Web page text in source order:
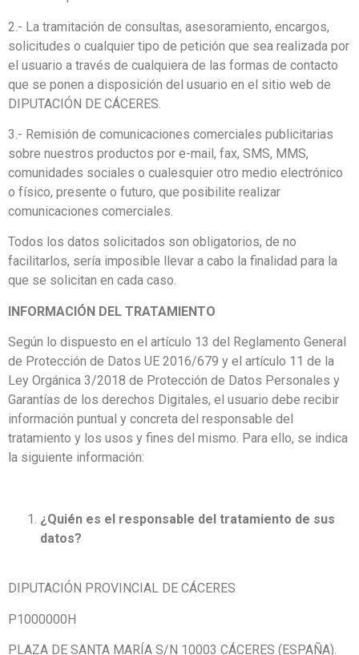
2.- La tramitación de consultas, asesoramiento, encargos,
solicitudes o cualquier tipo de petición que sea realizada por
el usuario a través de cualquiera de las formas de contacto
que se ponen a disposición del usuario en el sitio web de
DIPUTACIÓN DE CÁCERES.
3.- Remisión de comunicaciones comerciales publicitarias
sobre nuestros productos por e-mail, fax, SMS, MMS,
comunidades sociales o cualesquier otro medio electrónico
o físico, presente o futuro, que posibilite realizar
comunicaciones comerciales.
Todos los datos solicitados son obligatorios, de no
facilitarlos, sería imposible llevar a cabo la finalidad para la
que se solicitan en cada caso.
INFORMACIÓN DEL TRATAMIENTO
Según lo dispuesto en el artículo 13 del Reglamento General
de Protección de Datos UE 2016/679 y el artículo 11 de la
Ley Orgánica 3/2018 de Protección de Datos Personales y
Garantías de los derechos Digitales, el usuario debe recibir
información puntual y concreta del responsable del
tratamiento y los usos y fines del mismo. Para ello, se indica
la siguiente información:
¿Quién es el responsable del tratamiento de sus
datos?
DIPUTACIÓN PROVINCIAL DE CÁCERES
P1000000H
PLAZA DE SANTA MARÍA S/N 10003 CÁCERES (ESPAÑA).